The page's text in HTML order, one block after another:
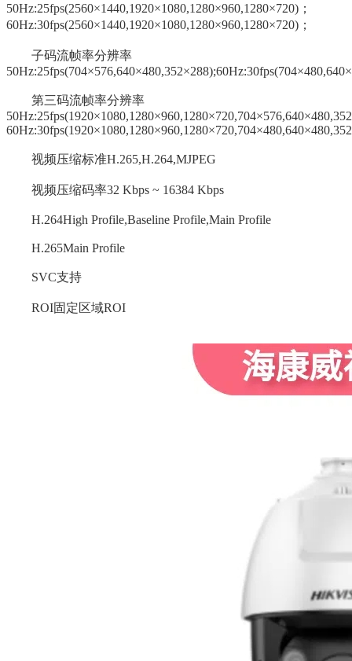
50Hz:25fps(2560×1440,1920×1080,1280×960,1280×720)；
60Hz:30fps(2560×1440,1920×1080,1280×960,1280×720)；
子码流帧率分辨率
第三码流帧率分辨率
视频压缩标准H.265,H.264,MJPEG
视频压缩码率32 Kbps ~ 16384 Kbps
H.264High Profile,Baseline Profile,Main Profile
H.265Main Profile
SVC支持
ROI固定区域ROI